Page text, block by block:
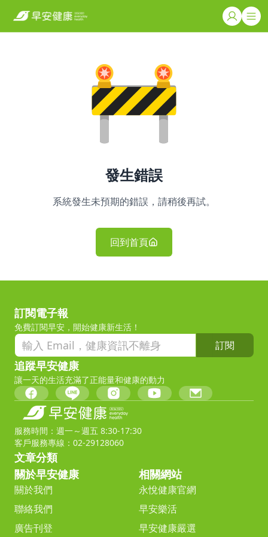
發生錯誤
系統發生未預期的錯誤，請稍後再試。
回到首頁
訂閱電子報
免費訂閱早安，開始健康新生活！
訂閱
追蹤早安健康
讓一天的生活充滿了正能量和健康的動力
服務時間：週一～週五 8:30-17:30
客戶服務專線：02-29128060
文章分類
關於早安健康
關於我們
聯絡我們
廣告刊登
相關網站
永悅健康官網
早安樂活
早安健康嚴選